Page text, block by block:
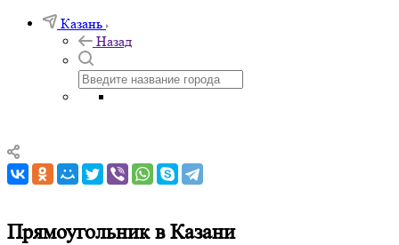
Казань
Назад
Прямоугольник в Казани